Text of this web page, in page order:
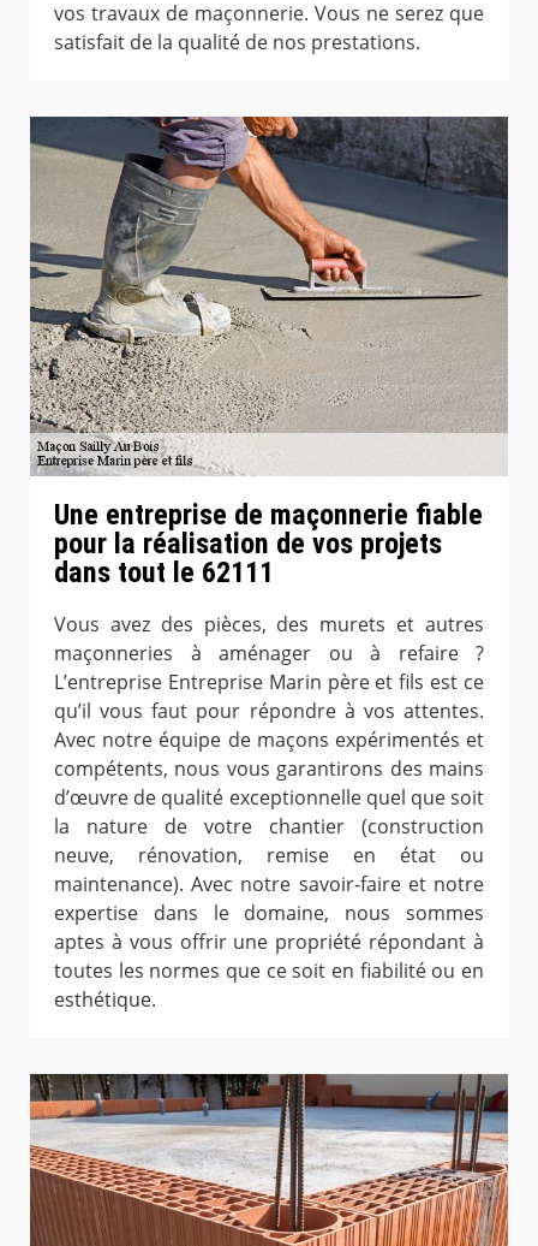
vos travaux de maçonnerie. Vous ne serez que
satisfait de la qualité de nos prestations.
Une entreprise de maçonnerie fiable
pour la réalisation de vos projets
dans tout le 62111
Vous avez des pièces, des murets et autres
maçonneries à aménager ou à refaire ?
L’entreprise Entreprise Marin père et fils est ce
qu’il vous faut pour répondre à vos attentes.
Avec notre équipe de maçons expérimentés et
compétents, nous vous garantirons des mains
d’œuvre de qualité exceptionnelle quel que soit
la nature de votre chantier (construction
neuve, rénovation, remise en état ou
maintenance). Avec notre savoir-faire et notre
expertise dans le domaine, nous sommes
aptes à vous offrir une propriété répondant à
toutes les normes que ce soit en fiabilité ou en
esthétique.